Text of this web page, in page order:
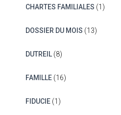
CHARTES FAMILIALES (1)
DOSSIER DU MOIS (13)
DUTREIL(8)
FAMILLE(16)
FIDUCIE(1)